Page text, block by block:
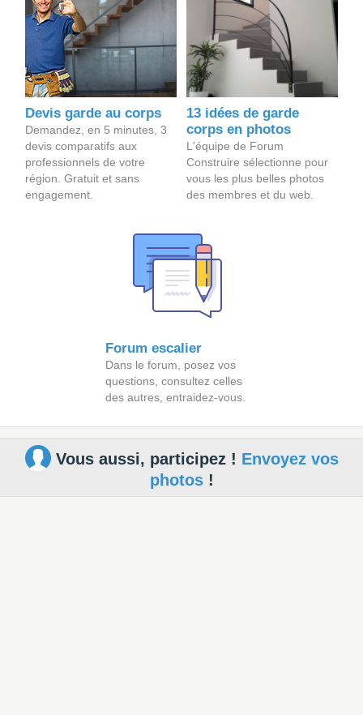
Devis garde au corps
Demandez, en 5 minutes, 3
devis comparatifs aux
professionnels de votre
région. Gratuit et sans
engagement.
13 idées de garde
corps en photos
L'équipe de Forum
Construire sélectionne pour
vous les plus belles photos
des membres et du web.
Forum escalier
Dans le forum, posez vos
questions, consultez celles
des autres, entraidez-vous.
Vous aussi, participez ! Envoyez vos
photos!